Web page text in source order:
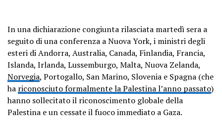
In una dichiarazione congiunta rilasciata martedì sera a
seguito di una conferenza a Nuova York, i ministri degli
esteri di Andorra, Australia, Canada, Finlandia, Francia,
Islanda, Irlanda, Lussemburgo, Malta, Nuova Zelanda,
Norvegia, Portogallo, San Marino, Slovenia e Spagna (che
ha riconosciuto formalmente la Palestina l’anno passato)
hanno sollecitato il riconoscimento globale della
Palestina e un cessate il fuoco immediato a Gaza.